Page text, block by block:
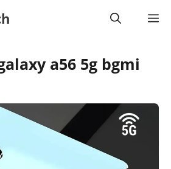
a56 5g bgmi